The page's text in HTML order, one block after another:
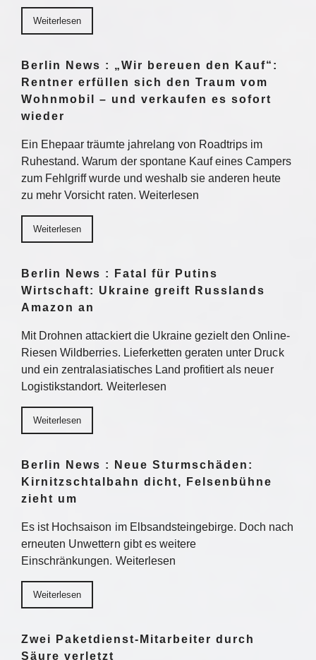
Weiterlesen
Berlin News : „Wir bereuen den Kauf“:
Rentner erfüllen sich den Traum vom
Wohnmobil – und verkaufen es sofort
wieder
Ein Ehepaar träumte jahrelang von Roadtrips im
Ruhestand. Warum der spontane Kauf eines Campers
zum Fehlgriff wurde und weshalb sie anderen heute
zu mehr Vorsicht raten. Weiterlesen
Weiterlesen
Berlin News : Fatal für Putins
Wirtschaft: Ukraine greift Russlands
Amazon an
Mit Drohnen attackiert die Ukraine gezielt den Online-
Riesen Wildberries. Lieferketten geraten unter Druck
und ein zentralasiatisches Land profitiert als neuer
Logistikstandort. Weiterlesen
Weiterlesen
Berlin News : Neue Sturmschäden:
Kirnitzschtalbahn dicht, Felsenbühne
zieht um
Es ist Hochsaison im Elbsandsteingebirge. Doch nach
erneuten Unwettern gibt es weitere
Einschränkungen. Weiterlesen
Weiterlesen
Zwei Paketdienst-Mitarbeiter durch
Säure verletzt